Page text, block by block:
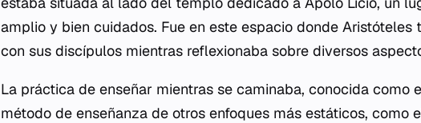
amplio y bien cuidados. Fue en este espacio donde
con sus discípulos mientras reflexionaba sobre diversos
La práctica de enseñar mientras se caminaba, conocida como
método de enseñanza de otros enfoques más estáticos, como